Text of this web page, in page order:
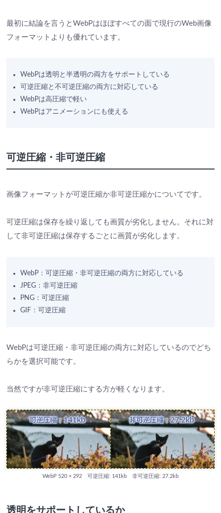
最初に結論を言うとWebPはほぼすべての面で現行のWeb画像
フォーマットよりも優れています。
WebPは透明と半透明の両方をサポートしている
可逆圧縮と不可逆圧縮の両方に対応している
WebPは高圧縮で軽い
WebPはアニメーションにも使える
可逆圧縮・非可逆圧縮
画像フォーマットが可逆圧縮か非可逆圧縮かについてです。
可逆圧縮は保存を繰り返しても画質が劣化しません。それに対
して非可逆圧縮は保存するごとに画質が劣化します。
WebP：可逆圧縮・非可逆圧縮の両方に対応している
JPEG：非可逆圧縮
PNG：可逆圧縮
GIF：可逆圧縮
WebPは可逆圧縮・非可逆圧縮の両方に対応しているのでどち
らかを選択可能です。
当然ですが非可逆圧縮にする方が軽くなります。
WebP 520 × 292 可逆圧縮: 141kb 非可逆圧縮: 27.2kb
透明をサポートしているか